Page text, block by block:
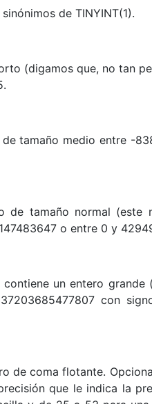
de TINYINT(1).
(digamos que, no tan
tamaño medio entre -
de tamaño normal (este
o entre 0 y
un entero
con
de coma flotante.
que le indica la